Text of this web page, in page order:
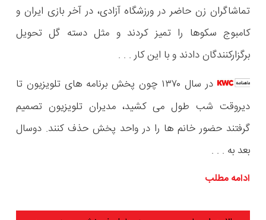
تماشاگران زن حاضر در ورزشگاه آزادی، در آخر بازی ایران و
کامبوج سکوها را تمیز کردند و مثل دسته گل تحویل
برگزارکنندگان دادند و با این کار . . .
در سال ۱۳۷۰ چون پخش برنامه های تلویزیون تا
دیروقت شب طول می کشید، مدیران تلویزیون تصمیم
گرفتند حضور خانم ها را در واحد پخش حذف کنند. دوسال
بعد به . . .
ادامه مطلب